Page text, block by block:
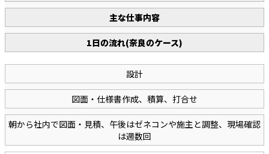
主な仕事内容
1日の流れ(奈良のケース)
設計
図面・仕様書作成、積算、打合せ
朝から社内で図面・見積、午後はゼネコンや施主と調整、現場確認
は週数回